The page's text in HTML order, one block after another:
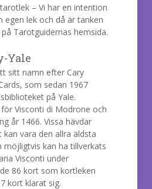
– Vi har en intention
egen lek och då är tanken
Tarotguidernas hemsida.
Yale
sitt namn efter Cary
som sedan 1967
på Yale.
Visconti di Modrone och
år 1466. Vissa hävdar
vara den allra äldsta
kan ha tillverkats
Visconti under
86 kort som kortleken
kort klarat sig.